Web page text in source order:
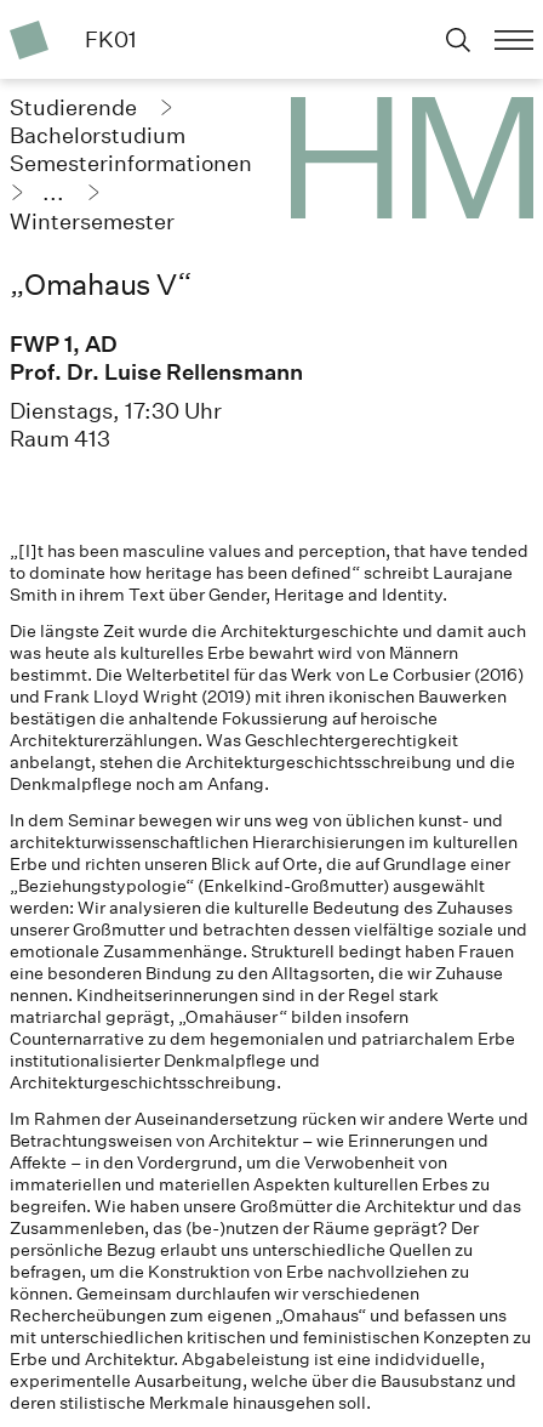
FK01
Studierende
Bachelorstudium
Semesterinformationen
...
Wintersemester
„Omahaus V“
FWP 1, AD
Prof. Dr. Luise Rellensmann
Dienstags, 17:30 Uhr
Raum 413
„[I]t has been masculine values and perception, that have tended
to dominate how heritage has been defined“ schreibt Laurajane
Smith in ihrem Text über Gender, Heritage and Identity.
Die längste Zeit wurde die Architekturgeschichte und damit auch
was heute als kulturelles Erbe bewahrt wird von Männern
bestimmt. Die Welterbetitel für das Werk von Le Corbusier (2016)
und Frank Lloyd Wright (2019) mit ihren ikonischen Bauwerken
bestätigen die anhaltende Fokussierung auf heroische
Architekturerzählungen. Was Geschlechtergerechtigkeit
anbelangt, stehen die Architekturgeschichtsschreibung und die
Denkmalpflege noch am Anfang.
In dem Seminar bewegen wir uns weg von üblichen kunst- und
architekturwissenschaftlichen Hierarchisierungen im kulturellen
Erbe und richten unseren Blick auf Orte, die auf Grundlage einer
„Beziehungstypologie“ (Enkelkind-Großmutter) ausgewählt
werden: Wir analysieren die kulturelle Bedeutung des Zuhauses
unserer Großmutter und betrachten dessen vielfältige soziale und
emotionale Zusammenhänge. Strukturell bedingt haben Frauen
eine besonderen Bindung zu den Alltagsorten, die wir Zuhause
nennen. Kindheitserinnerungen sind in der Regel stark
matriarchal geprägt, „Omahäuser“ bilden insofern
Counternarrative zu dem hegemonialen und patriarchalem Erbe
institutionalisierter Denkmalpflege und
Architekturgeschichtsschreibung.
Im Rahmen der Auseinandersetzung rücken wir andere Werte und
Betrachtungsweisen von Architektur – wie Erinnerungen und
Affekte – in den Vordergrund, um die Verwobenheit von
immateriellen und materiellen Aspekten kulturellen Erbes zu
begreifen. Wie haben unsere Großmütter die Architektur und das
Zusammenleben, das (be-)nutzen der Räume geprägt? Der
persönliche Bezug erlaubt uns unterschiedliche Quellen zu
befragen, um die Konstruktion von Erbe nachvollziehen zu
können. Gemeinsam durchlaufen wir verschiedenen
Rechercheübungen zum eigenen „Omahaus“ und befassen uns
mit unterschiedlichen kritischen und feministischen Konzepten zu
Erbe und Architektur. Abgabeleistung ist eine indidviduelle,
experimentelle Ausarbeitung, welche über die Bausubstanz und
deren stilistische Merkmale hinausgehen soll.